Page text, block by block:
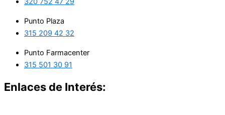
Punto Plaza
315 209 42 32
Punto Farmacenter
315 501 30 91
Enlaces de Interés: